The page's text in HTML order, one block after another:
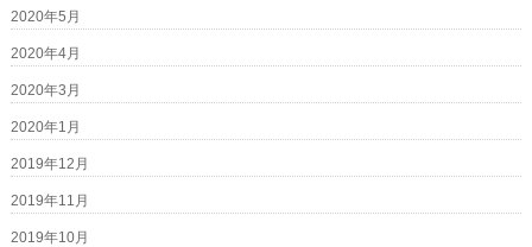
2020年5月
2020年4月
2020年3月
2020年1月
2019年12月
2019年11月
2019年10月